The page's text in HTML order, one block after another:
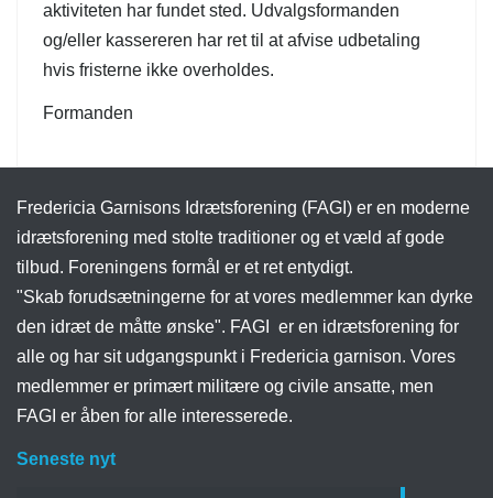
aktiviteten har fundet sted. Udvalgsformanden
og/eller kassereren har ret til at afvise udbetaling
hvis fristerne ikke overholdes.
Formanden
Fredericia Garnisons Idrætsforening (FAGI) er en moderne
idrætsforening med stolte traditioner og et væld af gode
tilbud. Foreningens formål er et ret entydigt.
"Skab forudsætningerne for at vores medlemmer kan dyrke
den idræt de måtte ønske". FAGI er en idrætsforening for
alle og har sit udgangspunkt i Fredericia garnison. Vores
medlemmer er primært militære og civile ansatte, men
FAGI er åben for alle interesserede.
Seneste nyt